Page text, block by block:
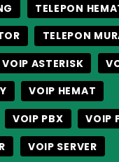
TELEPON
TELEPON
VOIP ASTERISK
VOIP HEMAT
VOIP PBX
VOIP
VOIP SERVER